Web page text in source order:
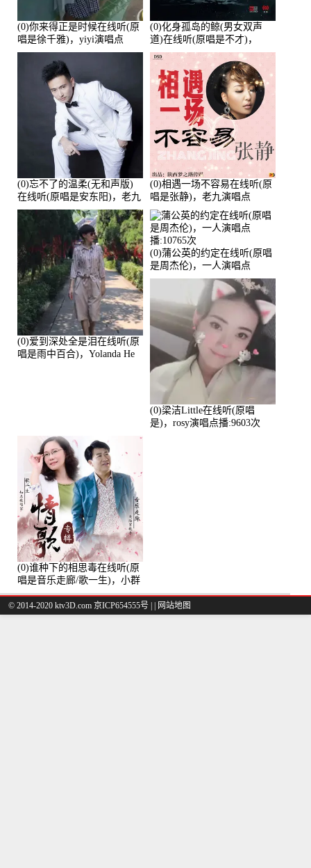
(0)你来得正是时候在线听(原
唱是徐千雅)，yiyi演唱点
播:21991次
(0)化身孤岛的鲸(男女双声
道)在线听(原唱是不才)，
HGBai演唱点播:19428次
(0)忘不了的温柔(无和声版)
在线听(原唱是安东阳)，老九
演唱点播:17392次
(0)相遇一场不容易在线听(原
唱是张静)，老九演唱点
播:11453次
(0)爱到深处全是泪在线听(原
唱是雨中百合)，Yolanda He
(0)蒲公英的约定在线听(原唱
是周杰伦)，一人演唱点
播:10765次
(0)梁洁Little在线听(原唱
是)，rosy演唱点播:9603次
(0)谁种下的相思毒在线听(原
唱是音乐走廊/歌一生)，小群
演唱点播:8975次
© 2014-2020 ktv3D.com 京ICP654555号 | 网站地图